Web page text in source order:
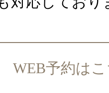
WEB予約は